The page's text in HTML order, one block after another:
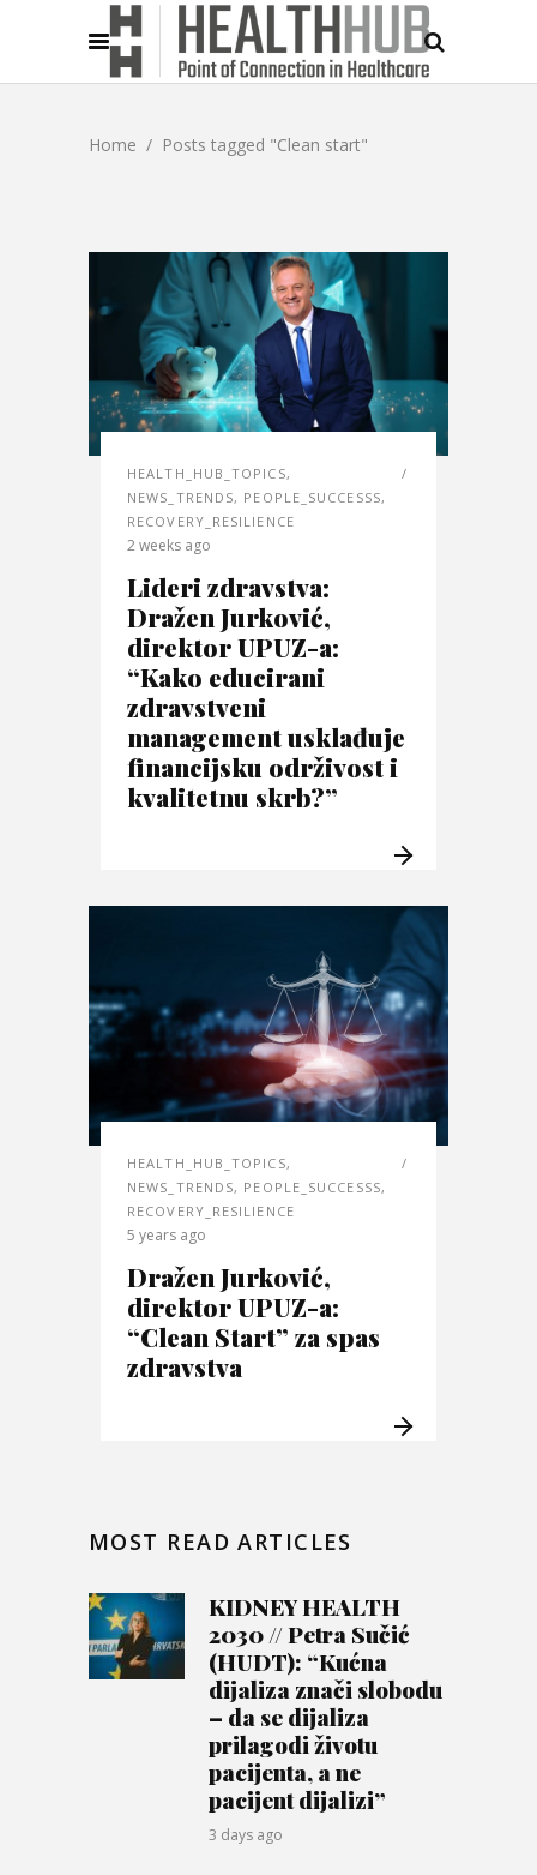
Home / Posts tagged "Clean start"
HEALTH_HUB_TOPICS,
NEWS_TRENDS, PEOPLE_SUCCESSS,
RECOVERY_RESILIENCE
2 weeks ago
Lideri zdravstva:
Dražen Jurković,
direktor UPUZ-a:
“Kako educirani
zdravstveni
management usklađuje
financijsku održivost i
kvalitetnu skrb?”
HEALTH_HUB_TOPICS,
NEWS_TRENDS, PEOPLE_SUCCESSS,
RECOVERY_RESILIENCE
5 years ago
Dražen Jurković,
direktor UPUZ-a:
“Clean Start” za spas
zdravstva
MOST READ ARTICLES
KIDNEY HEALTH
2030 // Petra Sučić
(HUDT): “Kućna
dijaliza znači slobodu
– da se dijaliza
prilagodi životu
pacijenta, a ne
pacijent dijalizi”
3 days ago